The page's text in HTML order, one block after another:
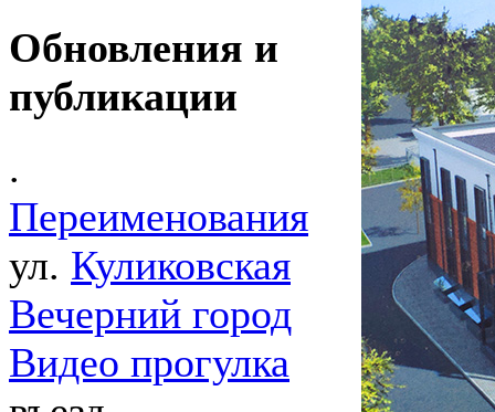
Обновления и
публикации
.
Переименования
ул. Куликовская
Вечерний город
Видео прогулка